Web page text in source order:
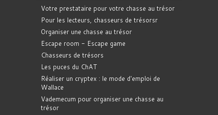
Votre prestataire pour votre chasse au trésor
Pour les lecteurs, chasseurs de trésorsr
Organiser une chasse au trésor
Escape room - Escape game
Chasseurs de trésors
Les puces du ChAT
Réaliser un cryptex : le mode d'emploi de
Wallace
Vademecum pour organiser une chasse au
trésor